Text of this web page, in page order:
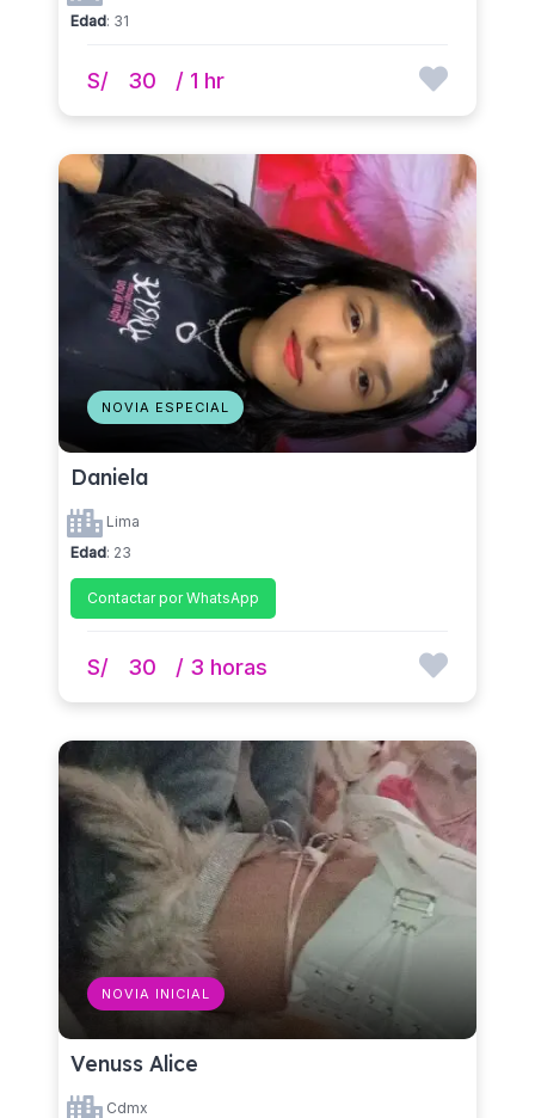
Edad: 31
S/ 30 / 1 hr
NOVIA ESPECIAL
Daniela
Lima
Edad: 23
Contactar por WhatsApp
S/ 30 / 3 horas
NOVIA INICIAL
Venuss Alice
Cdmx